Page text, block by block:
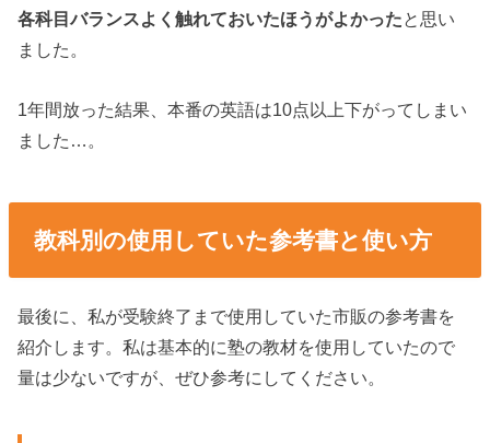
各科目バランスよく触れておいたほうがよかったと思い
ました。
1年間放った結果、本番の英語は10点以上下がってしまい
ました…。
教科別の使用していた参考書と使い方
最後に、私が受験終了まで使用していた市販の参考書を
紹介します。私は基本的に塾の教材を使用していたので
量は少ないですが、ぜひ参考にしてください。